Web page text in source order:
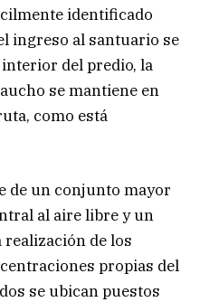
identificado
ingreso al santuario se
del predio, la
se mantiene en
como está
de un conjunto mayor
al aire libre y un
de los
propias del
se ubican puestos